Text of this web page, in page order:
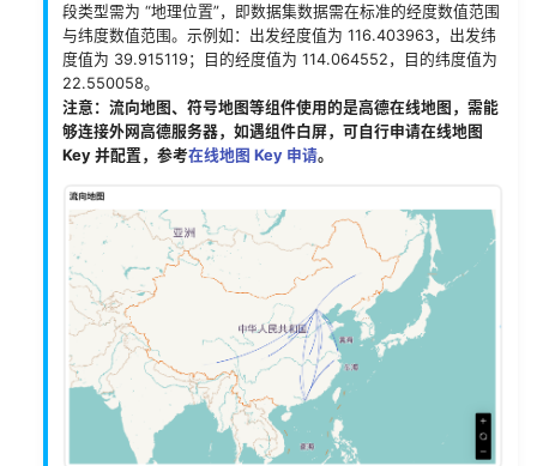
段类型需为 “地理位置”，即数据集数据需在标准的经度数值范围
与纬度数值范围。示例如：出发经度值为 116.403963，出发纬
度值为 39.915119；目的经度值为 114.064552，目的纬度值为
22.550058。
注意：流向地图、符号地图等组件使用的是高德在线地图，需能
够连接外网高德服务器，如遇组件白屏，可自行申请在线地图
Key 并配置，参考在线地图 Key 申请。